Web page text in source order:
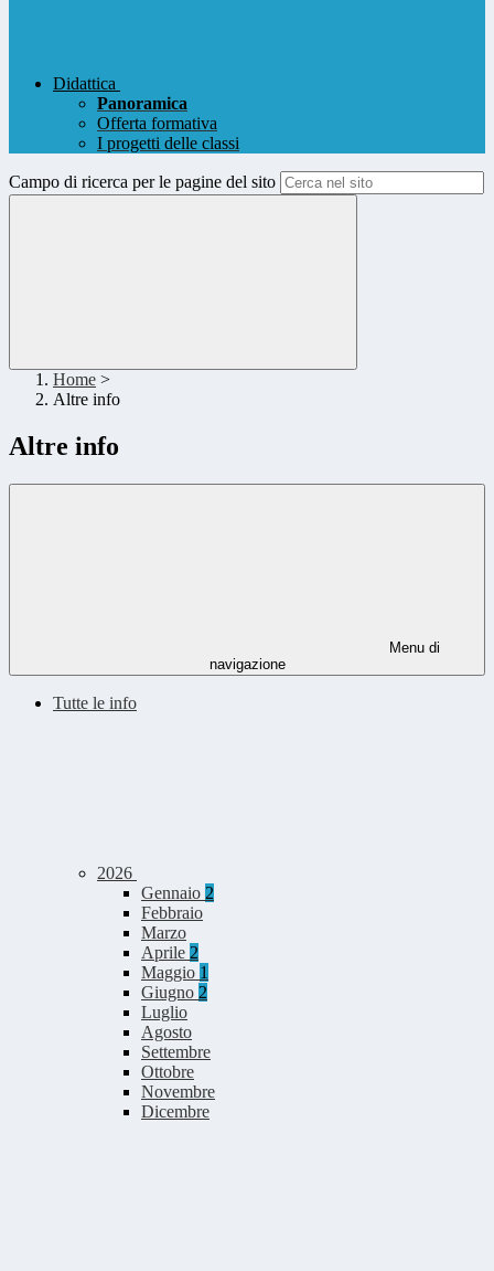
Didattica
Panoramica
Offerta formativa
I progetti delle classi
Campo di ricerca per le pagine del sito
Home >
Altre info
Altre info
Menu di
navigazione
Tutte le info
2026
Gennaio 2
Febbraio
Marzo
Aprile 2
Maggio 1
Giugno 2
Luglio
Agosto
Settembre
Ottobre
Novembre
Dicembre